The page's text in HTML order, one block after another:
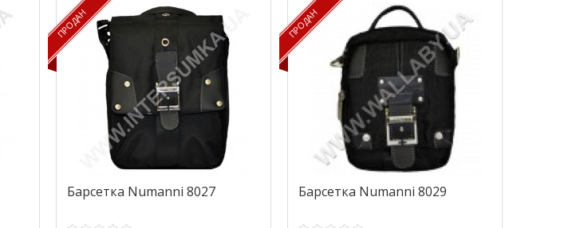
ПРОДАН
ПРОДАН
Барсетка Numanni 8027
ПРОДАН
ПРОДАН
Барсетка Numanni 8029